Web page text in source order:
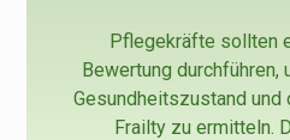
Pflegekräfte sollten
Bewertung durchführen,
Gesundheitszustand und
Frailty zu ermitteln.